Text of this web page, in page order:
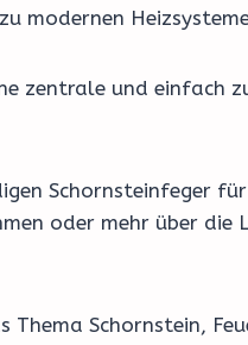
modernen
zentrale und einfach
Schornsteinfeger
oder mehr über die
Schornstein,